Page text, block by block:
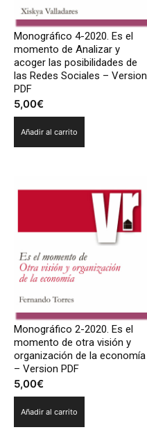
Monográfico 4-2020. Es el
momento de Analizar y
acoger las posibilidades de
las Redes Sociales – Version
PDF
5,00€
Añadir al carrito
Monográfico 2-2020. Es el
momento de otra visión y
organización de la economía
– Version PDF
5,00€
Añadir al carrito